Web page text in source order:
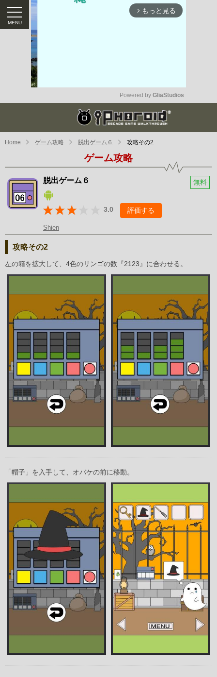
arrow_forward_ios もっと見る
Mute
Powered by GliaStudios
Home ゲーム攻略 脱出ゲーム６ 攻略その2
ゲーム攻略
脱出ゲーム６ 無料
3.0 評価する
Shien
攻略その2
左の箱を拡大して、4色のリンゴの数『2123』に合わせる。
「帽子」を入手して、オバケの前に移動。